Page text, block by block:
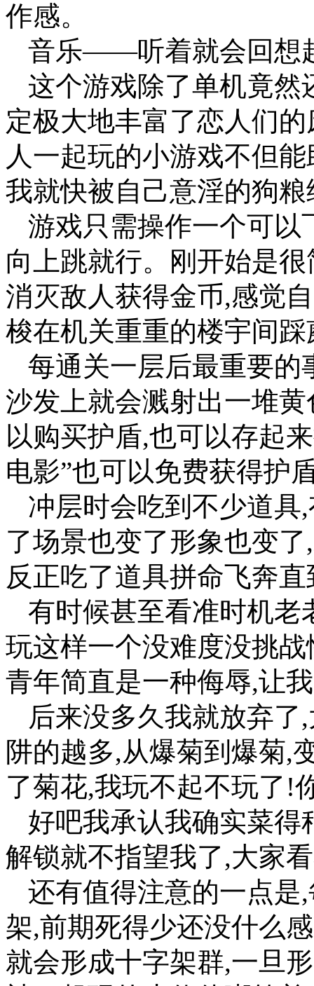
作感。
音乐——听着就会回想
这个游戏除了单机竟
定极大地丰富了恋人们
人一起玩的小游戏不但
我就快被自己意淫的狗
游戏只需操作一个可以
向上跳就行。刚开始是
消灭敌人获得金币,感觉
梭在机关重重的楼宇间踩
每通关一层后最重要的
沙发上就会溅射出一堆
以购买护盾,也可以存起
电影”也可以免费获得护
冲层时会吃到不少道具
了场景也变了形象也变
反正吃了道具拼命飞奔
有时候甚至看准时机老
玩这样一个没难度没挑
青年简直是一种侮辱,让
后来没多久我就放弃
阱的越多,从爆菊到爆菊,
了菊花,我玩不起不玩了!
好吧我承认我确实菜得
解锁就不指望我了,大家
还有值得注意的一点是
架,前期死得少还没什么
就会形成十字架群,一旦